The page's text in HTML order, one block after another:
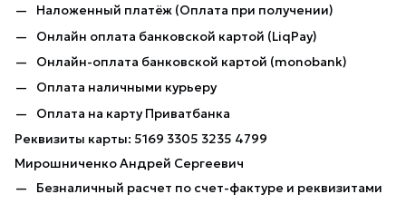
Наложенный платёж (Оплата при получении)
Онлайн оплата банковской картой (LiqPay)
Онлайн-оплата банковской картой (monobank)
Оплата наличными курьеру
Оплата на карту Приватбанка
Реквизиты карты: 5169 3305 3235 4799
Мирошниченко Андрей Сергеевич
Безналичный расчет по счет-фактуре и реквизитами